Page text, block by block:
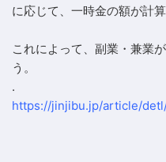
に応じて、一時金の額が計
これによって、副業・兼業
う。
.
https://jinjibu.jp/article/